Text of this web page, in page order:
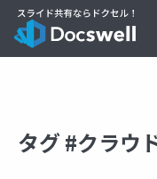
タグ #クラウ